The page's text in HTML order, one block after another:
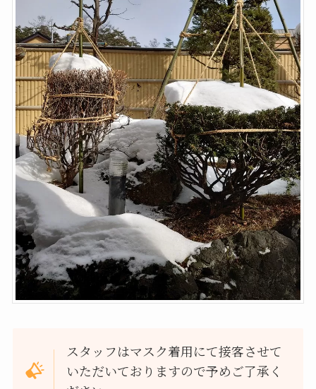
スタッフはマスク着用にて接客させて
いただいておりますので予めご了承く